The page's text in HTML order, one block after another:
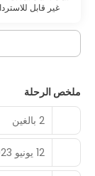
غير قابل
ملخص الرحلة
2 بالغين
12 يونيو 2023 - 14 يونيو 2023